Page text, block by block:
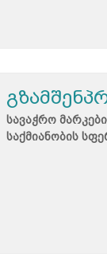
სავაჭრო
საქმიანობის